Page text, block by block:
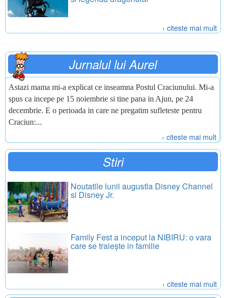
› citeste mai mult
Jurnalul lui Aurel
Astazi mama mi-a explicat ce inseamna Postul Craciunului. Mi-a
spus ca incepe pe 15 noiembrie si tine pana in Ajun, pe 24
decembrie. E o perioada in care ne pregatim sufleteste pentru
Craciun:...
› citeste mai mult
Stiri
Noutatile lunii augustla Disney Channel
si Disney Jr.
Family Fest a inceput la NIBIRU: o vara
care se traiește in familie
› citeste mai mult